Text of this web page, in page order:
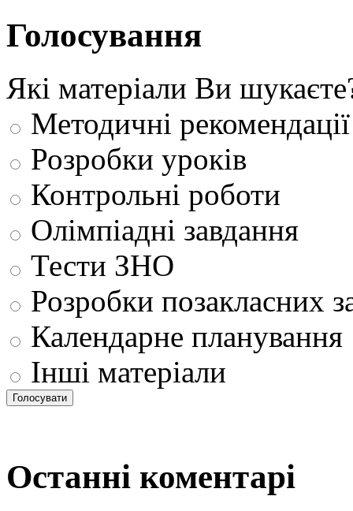
Голосування
Які матеріали Ви
Методичні рекомендації
Розробки уроків
Контрольні роботи
Олімпіадні завдання
Тести ЗНО
Розробки позакласних
Календарне планування
Інші матеріали
Останні коментарі